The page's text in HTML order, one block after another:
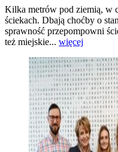
Kilka metrów pod ziemią, w
ściekach. Dbają choćby o
sprawność przepompowni
też miejskie... więcej